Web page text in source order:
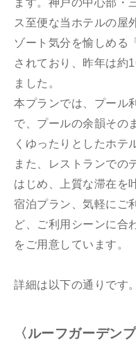
ス至便な当ホテルの屋
ゾート気分を愉しめる
されており、昨年は約
ました。
本プランでは、プール
で、プールの余韻その
くゆったりとしたホテ
また、レストランでの
はじめ、上質な滞在を
宿泊プラン、気軽にご
ど、ご利用シーンに合
をご用意しています。
詳細は以下の通りです。
〈ルーフガーデン